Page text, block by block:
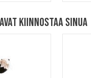
kiinnostaa sinua